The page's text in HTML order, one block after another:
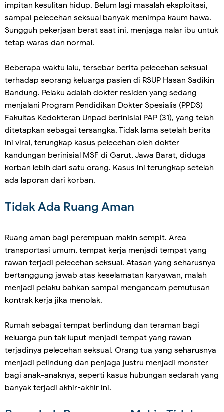
impitan kesulitan hidup. Belum lagi masalah eksploitasi,
sampai pelecehan seksual banyak menimpa kaum hawa.
Sungguh pekerjaan berat saat ini, menjaga nalar ibu untuk
tetap waras dan normal.
Beberapa waktu lalu, tersebar berita pelecehan seksual
terhadap seorang keluarga pasien di RSUP Hasan Sadikin
Bandung. Pelaku adalah dokter residen yang sedang
menjalani Program Pendidikan Dokter Spesialis (PPDS)
Fakultas Kedokteran Unpad berinisial PAP (31), yang telah
ditetapkan sebagai tersangka. Tidak lama setelah berita
ini viral, terungkap kasus pelecehan oleh dokter
kandungan berinisial MSF di Garut, Jawa Barat, diduga
korban lebih dari satu orang. Kasus ini terungkap setelah
ada laporan dari korban.
Tidak Ada Ruang Aman
Ruang aman bagi perempuan makin sempit. Area
transportasi umum, tempat kerja menjadi tempat yang
rawan terjadi pelecehan seksual. Atasan yang seharusnya
bertanggung jawab atas keselamatan karyawan, malah
menjadi pelaku bahkan sampai mengancam pemutusan
kontrak kerja jika menolak.
Rumah sebagai tempat berlindung dan teraman bagi
keluarga pun tak luput menjadi tempat yang rawan
terjadinya pelecehan seksual. Orang tua yang seharusnya
menjadi pelindung dan penjaga justru menjadi monster
bagi anak-anaknya, seperti kasus hubungan sedarah yang
banyak terjadi akhir-akhir ini.